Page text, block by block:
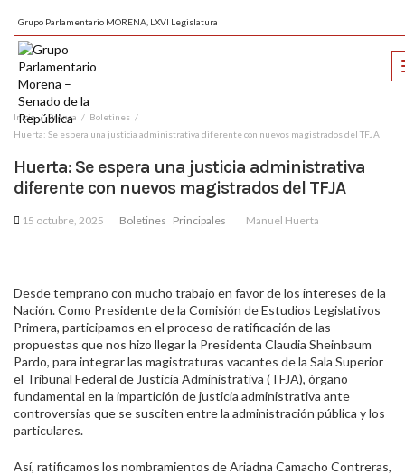
Grupo Parlamentario MORENA, LXVI Legislatura
Inicio Prensa
Boletines
Huerta: Se espera una justicia administrativa diferente con nuevos magistrados del TFJA
Huerta: Se espera una justicia administrativa
diferente con nuevos magistrados del TFJA
15 octubre, 2025 Boletines Principales Manuel Huerta
Desde temprano con mucho trabajo en favor de los intereses de la
Nación. Como Presidente de la Comisión de Estudios Legislativos
Primera, participamos en el proceso de ratificación de las
propuestas que nos hizo llegar la Presidenta Claudia Sheinbaum
Pardo, para integrar las magistraturas vacantes de la Sala Superior
el Tribunal Federal de Justicia Administrativa (TFJA), órgano
fundamental en la impartición de justicia administrativa ante
controversias que se susciten entre la administración pública y los
particulares.
Así, ratificamos los nombramientos de Ariadna Camacho Contreras,